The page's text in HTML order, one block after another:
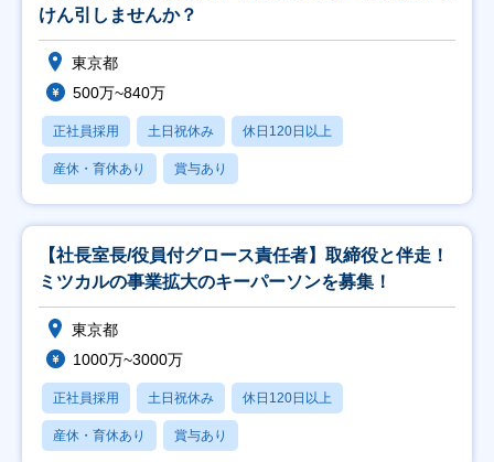
けん引しませんか？
東京都
500万~840万
正社員採用 土日祝休み 休日120日以上
産休・育休あり 賞与あり
【社長室長/役員付グロース責任者】取締役と伴走！
ミツカルの事業拡大のキーパーソンを募集！
東京都
1000万~3000万
正社員採用 土日祝休み 休日120日以上
産休・育休あり 賞与あり